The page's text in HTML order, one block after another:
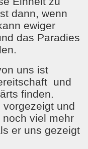
dann, wenn
ewiger
das Paradies
uns ist
und
finden.
und
viel mehr
er uns gezeigt